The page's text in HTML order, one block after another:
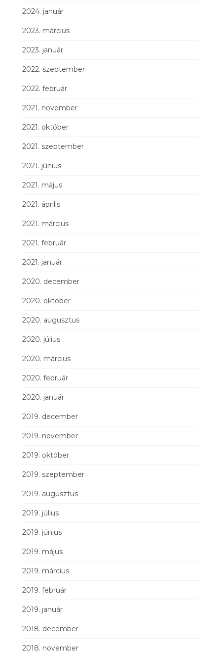
2024. január
2023. március
2023. január
2022. szeptember
2022. február
2021. november
2021. október
2021. szeptember
2021. június
2021. május
2021. április
2021. március
2021. február
2021. január
2020. december
2020. október
2020. augusztus
2020. július
2020. március
2020. február
2020. január
2019. december
2019. november
2019. október
2019. szeptember
2019. augusztus
2019. július
2019. június
2019. május
2019. március
2019. február
2019. január
2018. december
2018. november